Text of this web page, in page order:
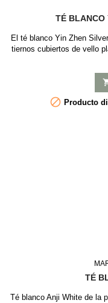
TÉ BLANCO
El té blanco Yin Zhen
tiernos cubiertos de vello
cultiva en las montañas
té blanco es
inmortalida por su alto
 Producto
TÉ
Té blanco Anji White de la